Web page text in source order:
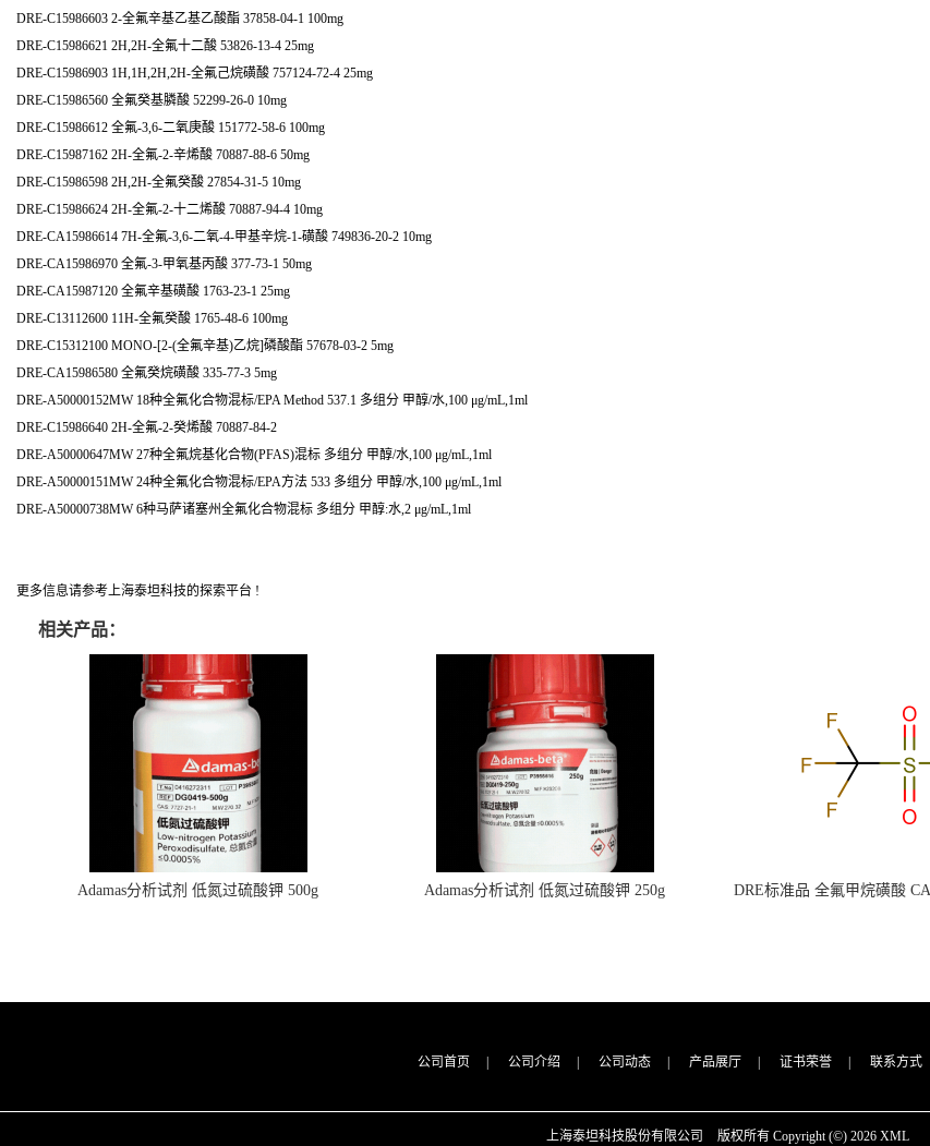
DRE-C15986603 2-全氟辛基乙基乙酸酯 37858-04-1 100mg
DRE-C15986621 2H,2H-全氟十二酸 53826-13-4 25mg
DRE-C15986903 1H,1H,2H,2H-全氟己烷磺酸 757124-72-4 25mg
DRE-C15986560 全氟癸基膦酸 52299-26-0 10mg
DRE-C15986612 全氟-3,6-二氧庚酸 151772-58-6 100mg
DRE-C15987162 2H-全氟-2-辛烯酸 70887-88-6 50mg
DRE-C15986598 2H,2H-全氟癸酸 27854-31-5 10mg
DRE-C15986624 2H-全氟-2-十二烯酸 70887-94-4 10mg
DRE-CA15986614 7H-全氟-3,6-二氧-4-甲基辛烷-1-磺酸 749836-20-2 10mg
DRE-CA15986970 全氟-3-甲氧基丙酸 377-73-1 50mg
DRE-CA15987120 全氟辛基磺酸 1763-23-1 25mg
DRE-C13112600 11H-全氟癸酸 1765-48-6 100mg
DRE-C15312100 MONO-[2-(全氟辛基)乙烷]磷酸酯 57678-03-2 5mg
DRE-CA15986580 全氟癸烷磺酸 335-77-3 5mg
DRE-A50000152MW 18种全氟化合物混标/EPA Method 537.1 多组分 甲醇/水,100 μg/mL,1ml
DRE-C15986640 2H-全氟-2-癸烯酸 70887-84-2
DRE-A50000647MW 27种全氟烷基化合物(PFAS)混标 多组分 甲醇/水,100 μg/mL,1ml
DRE-A50000151MW 24种全氟化合物混标/EPA方法 533 多组分 甲醇/水,100 μg/mL,1ml
DRE-A50000738MW 6种马萨诸塞州全氟化合物混标 多组分 甲醇:水,2 μg/mL,1ml
更多信息请参考上海泰坦科技的探索平台 !
相关产品：
Adamas分析试剂 低氮过硫酸钾 500g
Adamas分析试剂 低氮过硫酸钾 250g
DRE标准品 全氟甲烷磺酸
公司首页 | 公司介绍 | 公司动态 | 产品展厅 | 证书荣誉 | 联系方式
上海泰坦科技股份有限公司 版权所有 Copyright (©) 2026 XML